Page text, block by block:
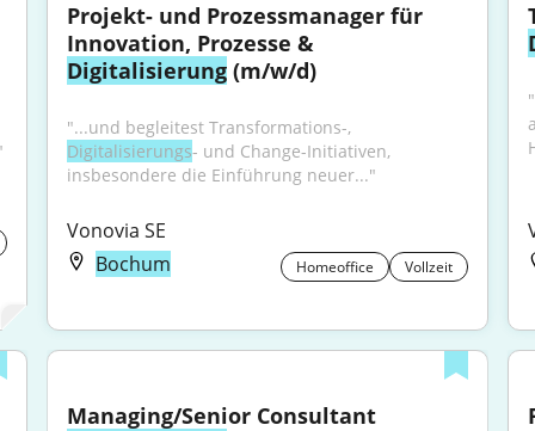
Projekt- und Prozessmanager für
Digitalisierung (m/w/d)
Digitalisierungs- und Change-Initiativen,
insbesondere die Einführung neuer..."
Vonovia SE
Bochum
Homeoffice Vollzeit